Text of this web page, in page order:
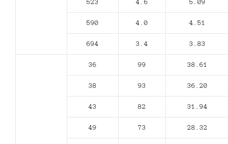
523 4.6 5.09
590 4.0 4.51
694 3.4 3.83
36 99 38.61
38 93 36.20
43 82 31.94
49 73 28.32